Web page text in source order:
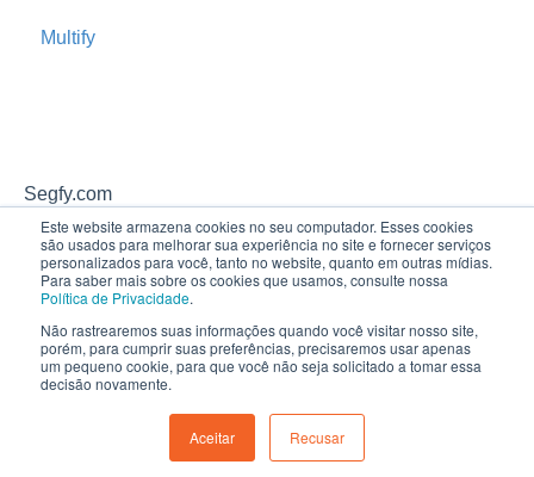
Este website armazena cookies no seu computador. Esses cookies
são usados ​​para melhorar sua experiência no site e fornecer serviços
personalizados para você, tanto no website, quanto em outras mídias.
Para saber mais sobre os cookies que usamos, consulte nossa
Política de Privacidade.
Não rastrearemos suas informações quando você visitar nosso site,
porém, para cumprir suas preferências, precisaremos usar apenas
um pequeno cookie, para que você não seja solicitado a tomar essa
decisão novamente.
Aceitar Recusar
Comissões da Corretora
Hfy Nova Jornada
Promoção
Multify
Segfy.com